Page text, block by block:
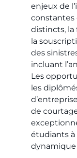
enjeux de
constantes
distincts, la
la
des
incluant
Les
les
de
étudiants à
dynamique